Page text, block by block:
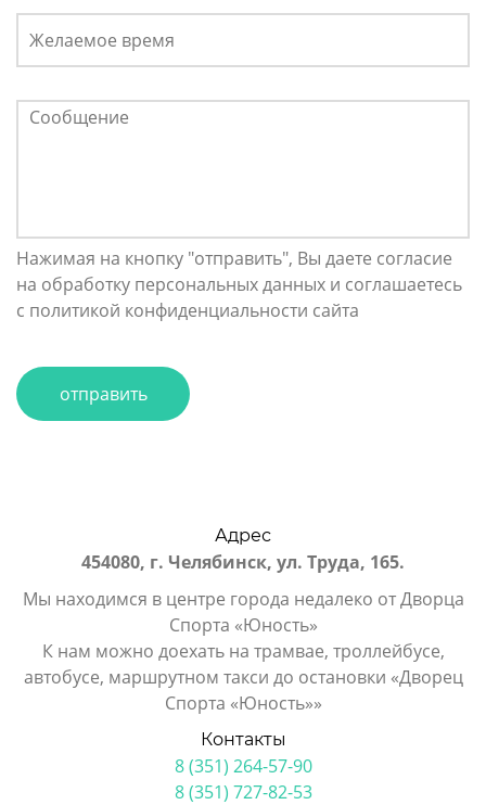
Нажимая на кнопку "отправить", Вы даете согласие
на обработку персональных данных и соглашаетесь
с политикой конфиденциальности сайта
отправить
Адрес
454080, г. Челябинск, ул. Труда, 165.
Мы находимся в центре города недалеко от Дворца
Спорта «Юность»
К нам можно доехать на трамвае, троллейбусе,
автобусе, маршрутном такси до остановки «Дворец
Спорта «Юность»»
Контакты
8 (351) 264-57-90
8 (351) 727-82-53